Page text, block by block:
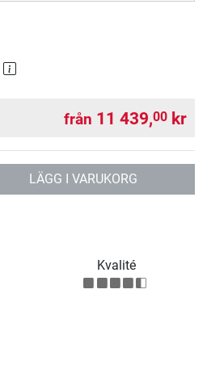
från 11 439,00 kr
LÄGG I VARUKORG
Kvalité